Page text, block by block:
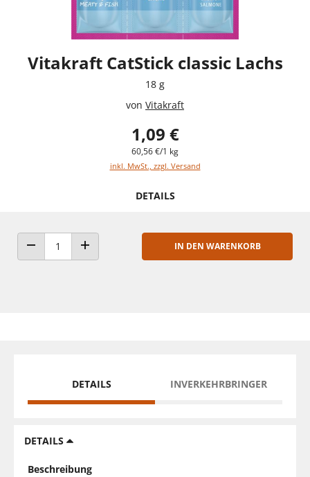
Vitakraft CatStick classic Lachs
18 g
von Vitakraft
1,09 €
60,56 €/1 kg
inkl. MwSt., zzgl. Versand
DETAILS
ANZAHL VERRINGERNANZAHL ERHÖHEN
IN DEN WARENKORB
DETAILS INVERKEHRBRINGER
DETAILS
Beschreibung